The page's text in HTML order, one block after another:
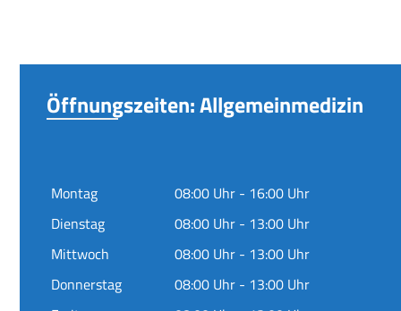
Öffnungszeiten: Allgemeinmedizin
Montag
08:00 Uhr - 16:00 Uhr
Dienstag
08:00 Uhr - 13:00 Uhr
Mittwoch
08:00 Uhr - 13:00 Uhr
Donnerstag
08:00 Uhr - 13:00 Uhr